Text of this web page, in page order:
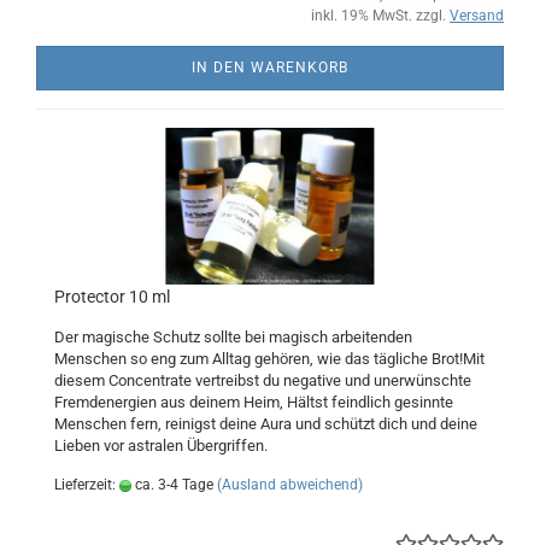
inkl. 19% MwSt. zzgl. Versand
IN DEN WARENKORB
Protector 10 ml
Der magische Schutz sollte bei magisch arbeitenden
Menschen so eng zum Alltag gehören, wie das tägliche Brot!Mit
diesem Concentrate vertreibst du negative und unerwünschte
Fremdenergien aus deinem Heim, Hältst feindlich gesinnte
Menschen fern, reinigst deine Aura und schützt dich und deine
Lieben vor astralen Übergriffen.
Lieferzeit: ca. 3-4 Tage (Ausland abweichend)